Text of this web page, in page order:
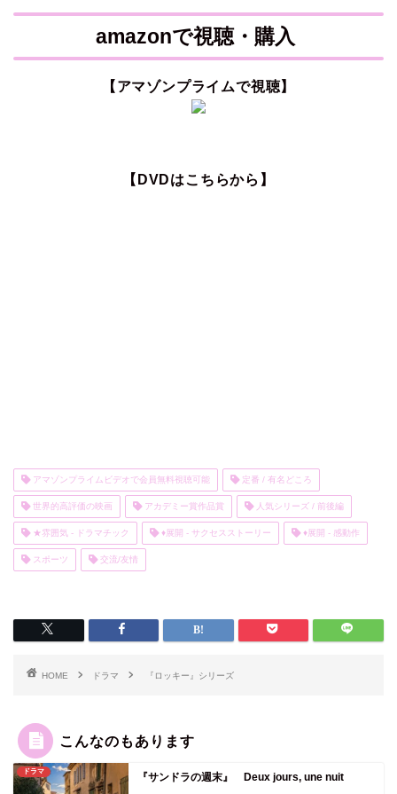
amazonで視聴・購入
【アマゾンプライムで視聴】
【DVDはこちらから】
アマゾンプライムビデオで会員無料視聴可能 定番 / 有名どころ
世界的高評価の映画 アカデミー賞作品賞 人気シリーズ / 前後編
★雰囲気 - ドラマチック ♦展開 - サクセスストーリー ♦展開 - 感動作
スポーツ 交流/友情
HOME ドラマ 『ロッキー』シリーズ
こんなのもあります
ドラマ 『サンドラの週末』 Deux jours, une nuit